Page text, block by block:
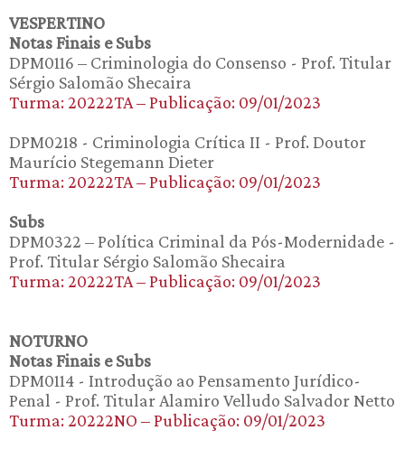
VESPERTINO
Notas Finais e Subs
DPM0116 – Criminologia do Consenso - Prof. Titular
Sérgio Salomão Shecaira
Turma: 20222TA – Publicação: 09/01/2023
DPM0218 - Criminologia Crítica II - Prof. Doutor
Maurício Stegemann Dieter
Turma: 20222TA – Publicação: 09/01/2023
Subs
DPM0322 – Política Criminal da Pós-Modernidade -
Prof. Titular Sérgio Salomão Shecaira
Turma: 20222TA – Publicação: 09/01/2023
NOTURNO
Notas Finais e Subs
DPM0114 - Introdução ao Pensamento Jurídico-
Penal - Prof. Titular Alamiro Velludo Salvador Netto
Turma: 20222NO – Publicação: 09/01/2023